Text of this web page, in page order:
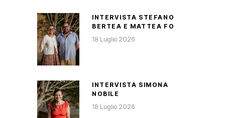
INTERVISTA STEFANO
BERTEA E MATTEA FO
18 Luglio 2026
INTERVISTA SIMONA
NOBILE
18 Luglio 2026